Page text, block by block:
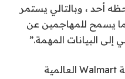
أحد ، وبالتالي يستمر
مما يسمح للمهاجمين عن
البيانات المهمة.”
في منشور عام 2020 على مدونة Walmart العالمية